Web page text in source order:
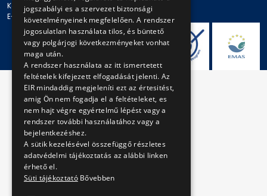
Központi telefonszám: + 36 1 461-65-00
E-mail cím: bkv@bkv.hu
jogszabályi es a szervezet biztonsági
követelményeinek megfelelően. A rendszer
jogosulatlan használata tilos, és büntető
vagy polgárjogi következményeket vonhat
maga után.
A rendszer használata az itt ismertetett
feltételek kifejezett elfogadását jelenti. Az
EIR mindaddig megjeleníti ezt az értesitést,
amig Ön nem fogadja el a feltételeket, es
nem hajt végre egyértelmű lépést vagy a
rendszer további használatához vagy a
bejelentkezéshez.
A sütik kezelésével összefüggő részletes
adatvédelmi tájékoztatás az alábbi linken
érhető el.
Süti tájékoztató Bővebben